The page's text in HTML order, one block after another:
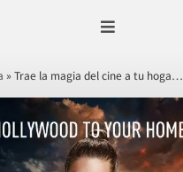
»Trae la magia del cine a tu hoga…